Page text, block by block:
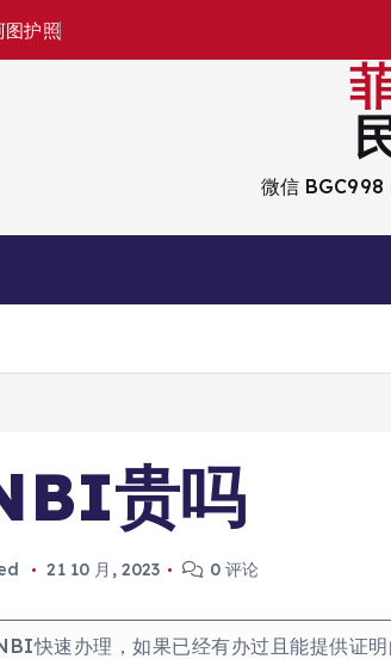
图护照
菲律宾
微信 BGC998
贵吗
21 10 月, 2023 0 评论
快速办理，如果已经有办过且能提供证